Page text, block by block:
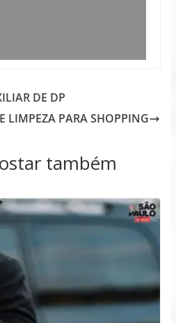
DE DP
LIMPEZA PARA SHOPPING
também